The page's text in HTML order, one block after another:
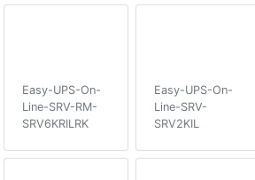
Easy-UPS-On-
Line-SRV-RM-
SRV6KRILRK
Easy-UPS-On-
Line-SRV-
SRV2KIL